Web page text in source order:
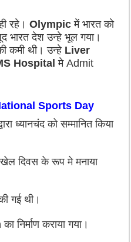
रहे। Olympicमें भारत को
भारत देश उन्हे भूल गया।
कमी थी। उन्हे Liver
Hospital मेAdmit
Sports Day
ध्यानचंद को सम्मानित किया
खेल दिवस के रूप मे मनाया
गई थी।
का निर्माण कराया गया।